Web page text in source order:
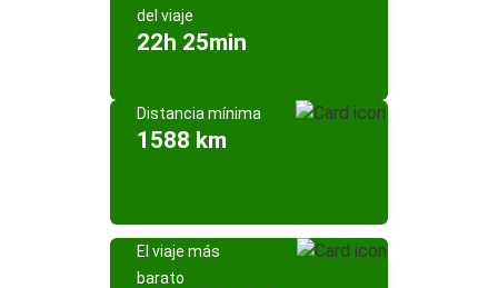
del viaje
22h 25min
Distancia mínima
1588 km
El viaje más
barato